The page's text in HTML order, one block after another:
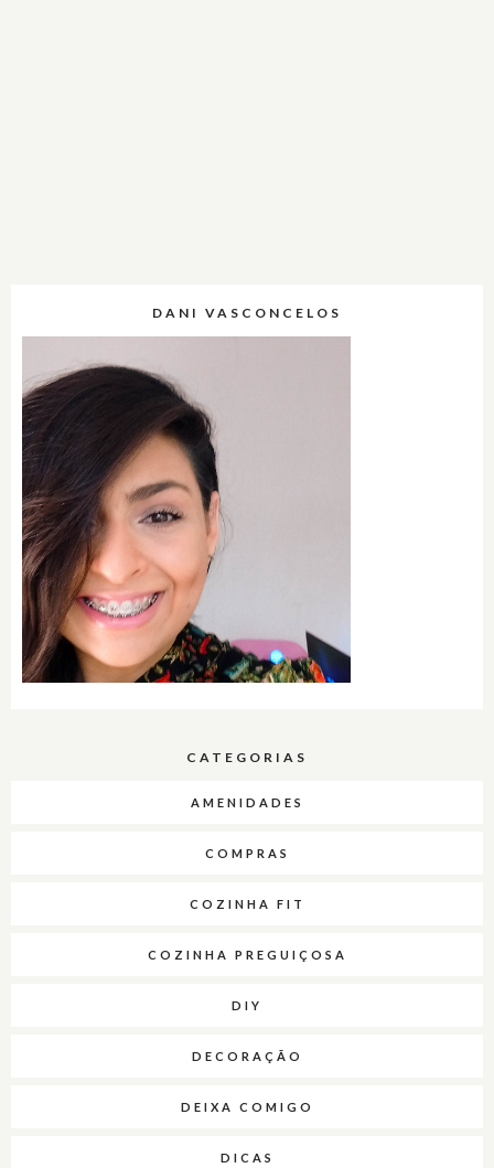
DANI VASCONCELOS
CATEGORIAS
AMENIDADES
COMPRAS
COZINHA FIT
COZINHA PREGUIÇOSA
DIY
DECORAÇÃO
DEIXA COMIGO
DICAS